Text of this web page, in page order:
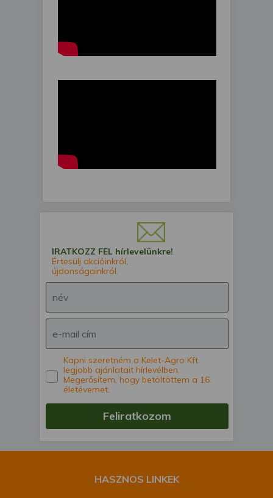
IRATKOZZ FEL hírlevelünkre!
Értesülj akcióinkról,
újdonságainkról.
Kapni szeretném a Kelet-Agro Kft.
legjobb ajánlatait hírlevélben.
Megerősítem, hogy betöltöttem a 16.
életévemet.
Feliratkozom
HASZNOS LINKEK